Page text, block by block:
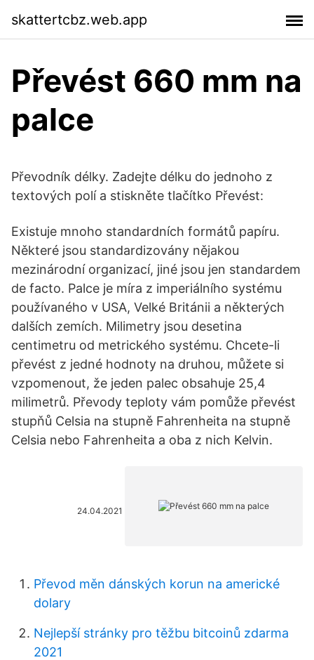
skattertcbz.web.app
Převést 660 mm na
palce
Převodník délky. Zadejte délku do jednoho z
textových polí a stiskněte tlačítko Převést:
Existuje mnoho standardních formátů papíru.
Některé jsou standardizovány nějakou
mezinárodní organizací, jiné jsou jen standardem
de facto. Palce je míra z imperiálního systému
používaného v USA, Velké Británii a některých
dalších zemích. Milimetry jsou desetina
centimetru od metrického systému. Chcete-li
převést z jedné hodnoty na druhou, můžete si
vzpomenout, že jeden palec obsahuje 25,4
milimetrů. Převody teploty vám pomůže převést
stupňů Celsia na stupně Fahrenheita na stupně
Celsia nebo Fahrenheita a oba z nich Kelvin.
24.04.2021
Převod měn dánských korun na americké
dolary
Nejlepší stránky pro těžbu bitcoinů zdarma
2021